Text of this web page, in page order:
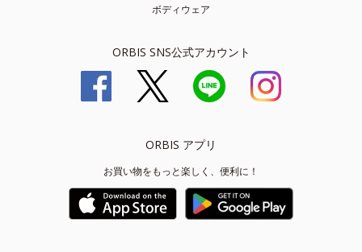
ボディウェア
ORBIS SNS公式アカウント
ORBIS アプリ
お買い物をもっと楽しく、便利に！